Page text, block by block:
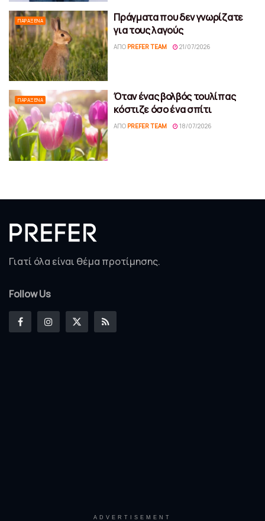
ΠΑΡΆΞΕΝΑ
Πράγματα που δεν γνωρίζατε
για τους λαγούς
ΑΠΌ PREFER TEAM 21/07/2026
ΠΑΡΆΞΕΝΑ
Όταν ένας βολβός τουλίπας
κόστιζε όσο ένα σπίτι
ΑΠΌ PREFER TEAM 18/07/2026
Γιατί όλα είναι θέμα προτίμησης.
Follow Us
ADVERTISEMENT